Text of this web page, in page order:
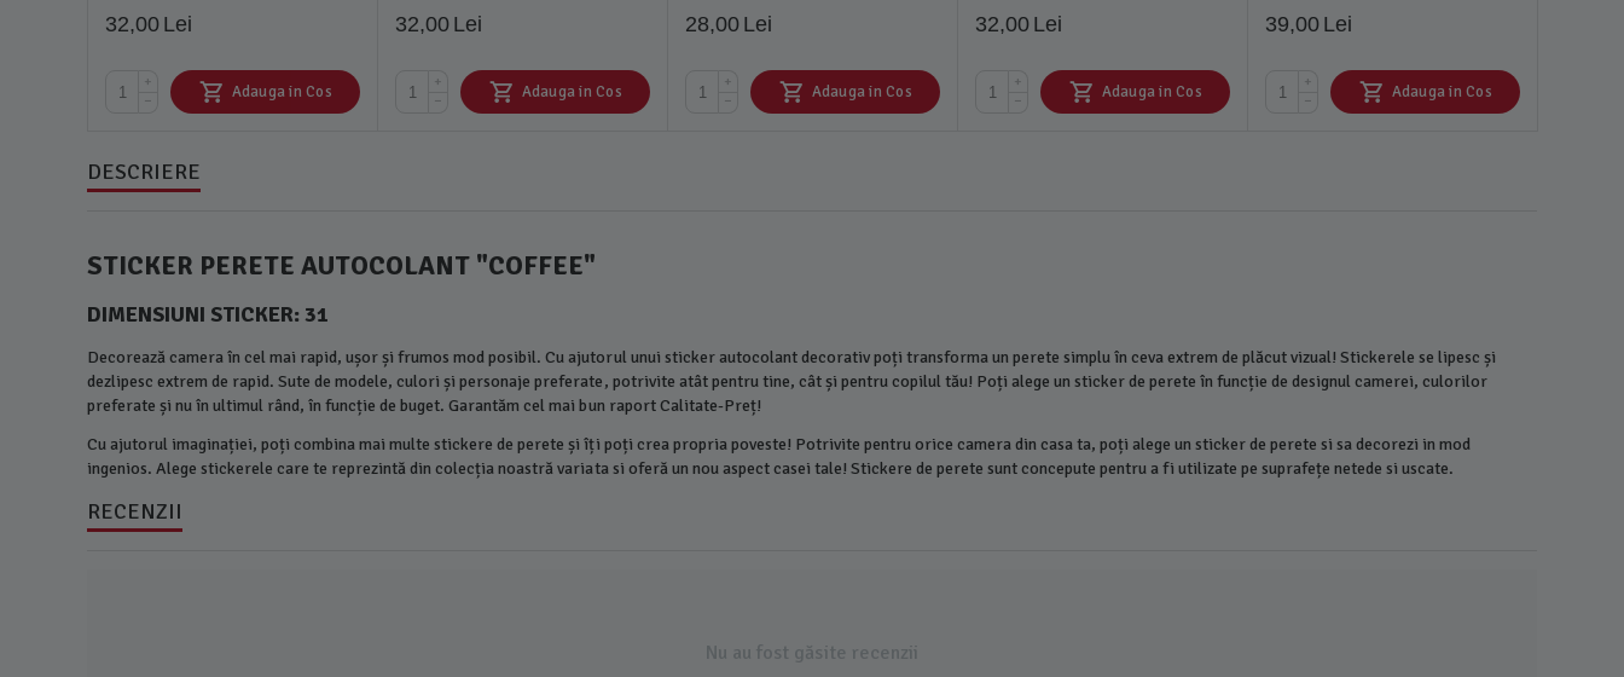
32,00 Lei
+
−
Adauga in Cos
32,00 Lei
+
−
Adauga in Cos
28,00 Lei
+
−
Adauga in Cos
32,00 Lei
+
−
Adauga in Cos
39,00 Lei
+
−
Adauga in Cos
DESCRIERE
STICKER PERETE AUTOCOLANT "COFFEE"
DIMENSIUNI STICKER: 31
Decorează camera în cel mai rapid, ușor și frumos mod posibil. Cu ajutorul unui sticker autocolant decorativ poți transforma un perete simplu în ceva extrem de plăcut vizual! Stickerele se lipesc și
dezlipesc extrem de rapid. Sute de modele, culori și personaje preferate, potrivite atât pentru tine, cât și pentru copilul tău! Poți alege un sticker de perete în funcție de designul camerei, culorilor
preferate și nu în ultimul rând, în funcție de buget. Garantăm cel mai bun raport Calitate-Preț!
Cu ajutorul imaginației, poți combina mai multe stickere de perete și îți poți crea propria poveste! Potrivite pentru orice camera din casa ta, poți alege un sticker de perete si sa decorezi in mod
ingenios. Alege stickerele care te reprezintă din colecția noastră variata si oferă un nou aspect casei tale! Stickere de perete sunt concepute pentru a fi utilizate pe suprafețe netede si uscate.
RECENZII
Nu au fost găsite recenzii